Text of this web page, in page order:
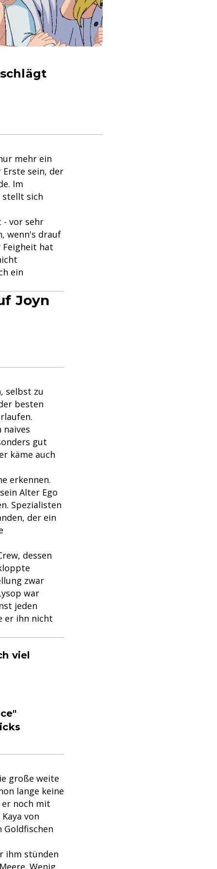
mehr ein
sein, der
Im
stellt sich
- vor sehr
wenn's drauf
hat
ein
Joyn
selbst zu
besten
gut
käme auch
erkennen.
Alter Ego
Spezialisten
der ein
dessen
zwar
war
jeden
er ihn nicht
viel
große weite
lange keine
er noch mit
von
ihm stünden